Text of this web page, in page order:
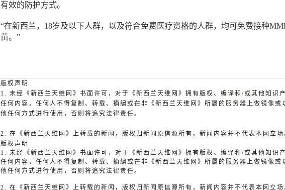
有效的防护方式。
“在新西兰，18岁及以下人群，以及符合免费医疗资格的人群，均可免费接种
苗。”
版权声明
1. 未经《新西兰天维网》书面许可，对于《新西兰天维网》拥有版权、编译和/或其他知识
任何内容，任何人不得复制、转载、摘编或在非《新西兰天维网》所属的服务器上做镜像或
他任何方式进行使用，否则将追究法律责任。
2. 在《新西兰天维网》上转载的新闻，版权归新闻原信源所有，新闻内容并不代表本网立
版权声明
1. 未经《新西兰天维网》书面许可，对于《新西兰天维网》拥有版权、编译和/或其他知识
任何内容，任何人不得复制、转载、摘编或在非《新西兰天维网》所属的服务器上做镜像或
他任何方式进行使用，否则将追究法律责任。
2. 在《新西兰天维网》上转载的新闻，版权归新闻原信源所有，新闻内容并不代表本网立